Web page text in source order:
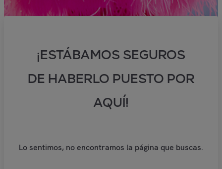
¡ESTÁBAMOS SEGUROS
DE HABERLO PUESTO POR
AQUÍ!
Lo sentimos, no encontramos la página que buscas.